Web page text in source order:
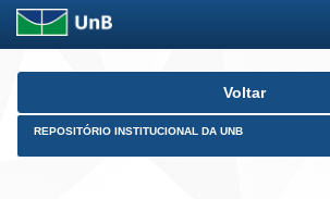
Skip
Voltar
REPOSITÓRIO INSTITUCIONAL DA UNB